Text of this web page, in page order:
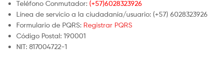
Teléfono Conmutador: (+57)6028323926
Línea de servicio a la ciudadanía/usuario: (+57) 6028323926
Formulario de PQRS: Registrar PQRS
Código Postal: 190001
NIT: 817004722-1